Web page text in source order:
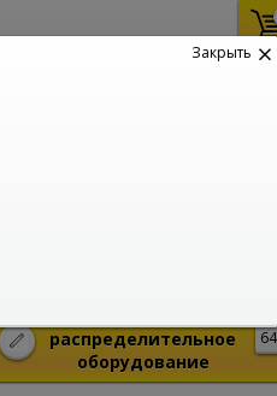
распределительное
оборудование
Закрыть